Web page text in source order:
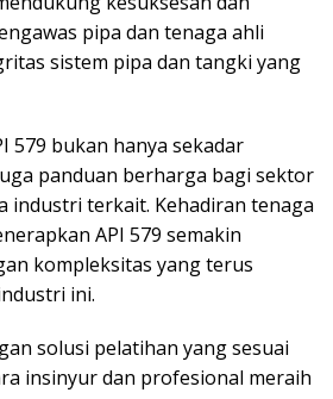
pipa dan tenaga ahli
sistem pipa dan tangki yang
579 bukan hanya sekadar
panduan berharga bagi sektor
industri terkait. Kehadiran tenaga
API 579 semakin
kompleksitas yang terus
ini.
solusi pelatihan yang sesuai
insinyur dan profesional meraih